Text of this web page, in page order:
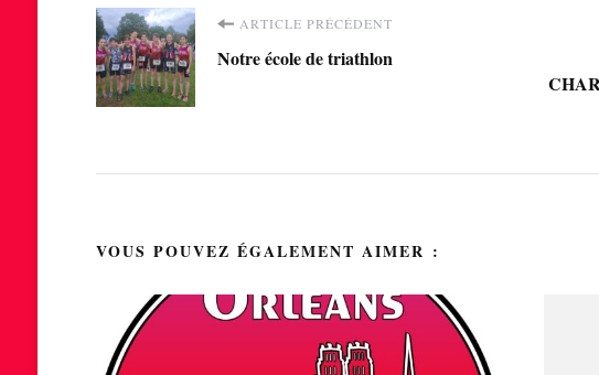
Navigation
d'article
ARTICLE PRÉCÉDENT
Notre école de triathlon
VOUS POUVEZ ÉGALEMENT AIMER :